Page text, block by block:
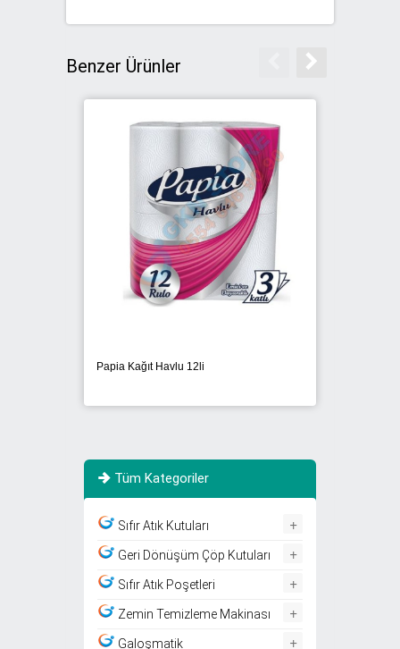
Benzer Ürünler
Papia Kağıt Havlu 12li
Tüm Kategoriler
Sıfır Atık Kutuları +
Geri Dönüşüm Çöp Kutuları +
Sıfır Atık Poşetleri +
Zemin Temizleme Makinası +
Galoşmatik +